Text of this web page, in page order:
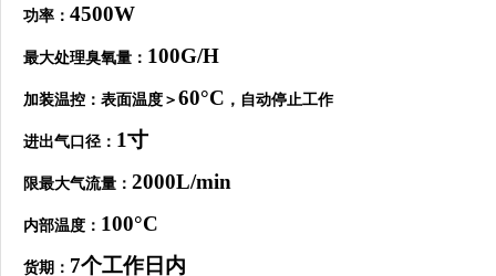
功率： 4500W
最大处理臭氧量： 100G/H
加装温控：表面温度＞ 60°C ， 自动停止工作
进出气 口径： 1寸
限最大气流量： 2000L/min
内部温度： 100°C
货期： 7个工作日内